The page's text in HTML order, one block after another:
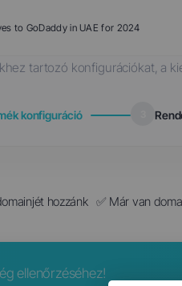
to GoDaddy in UAE for 2024
tartozó konfigurációkat, a
konfiguráció
hozzánk ✅ Már van
ellenőrzéséhez!